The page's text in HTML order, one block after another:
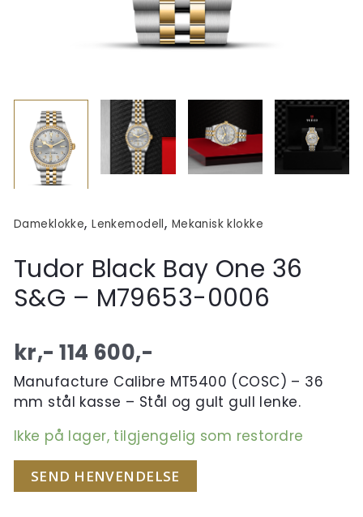
Dameklokke,Lenkemodell, Mekanisk klokke
Tudor Black Bay One 36
S&G – M79653-0006
kr,- 114 600,-
Manufacture Calibre MT5400 (COSC) – 36
mm stål kasse – Stål og gult gull lenke.
Ikke på lager, tilgjengelig som restordre
SEND HENVENDELSE